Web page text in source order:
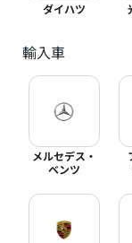
ダイハツ
輸入車
メルセデス・
ベンツ